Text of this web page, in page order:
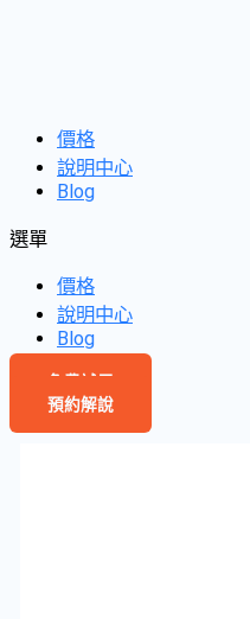
價格
說明中心
Blog
選單
價格
說明中心
Blog
免費試用
預約解說